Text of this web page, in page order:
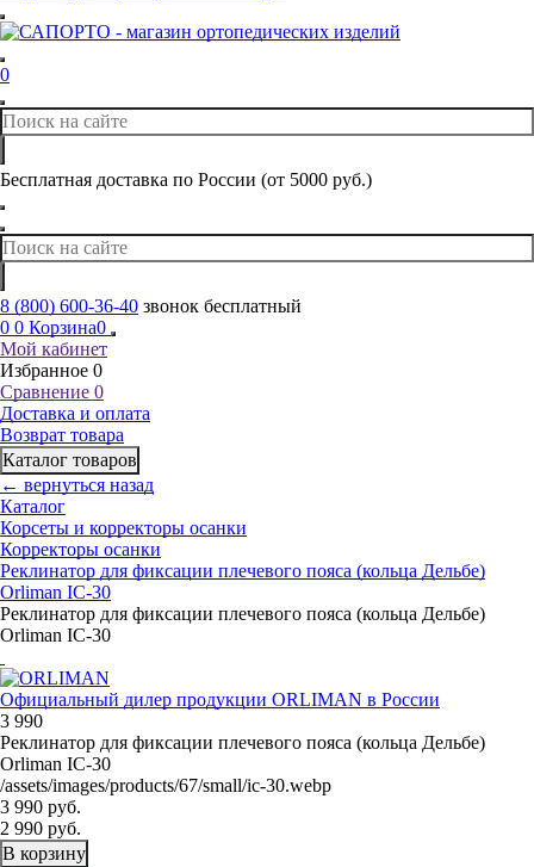
0
Бесплатная доставка по России (от 5000 руб.)
8 (800) 600-36-40 звонок бесплатный
0 0 Корзина0
Мой кабинет
Избранное 0
Сравнение 0
Доставка и оплата
Возврат товара
Каталог товаров
← вернуться назад
Каталог
Корсеты и корректоры осанки
Корректоры осанки
Реклинатор для фиксации плечевого пояса (кольца Дельбе)
Orliman IC-30
Реклинатор для фиксации плечевого пояса (кольца Дельбе)
Orliman IC-30
Официальный дилер продукции ORLIMAN в России
3 990
Реклинатор для фиксации плечевого пояса (кольца Дельбе)
Orliman IC-30
/assets/images/products/67/small/ic-30.webp
3 990 руб.
2 990 руб.
В корзину